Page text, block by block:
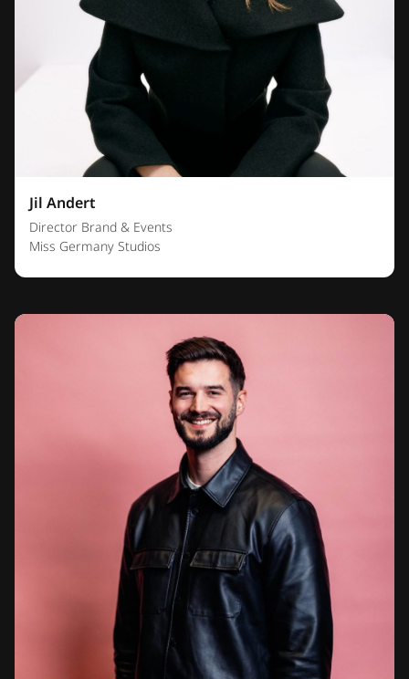
Jil Andert
Director Brand & Events
Miss Germany Studios